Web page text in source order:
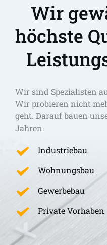
Wir
höchste
Wir sind Spezialisten
Wir probieren nicht
geht. Darauf bauen
Jahren.
Industriebau
Wohnungsbau
Gewerbebau
Private Vorhaben